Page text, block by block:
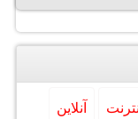
آنلاین